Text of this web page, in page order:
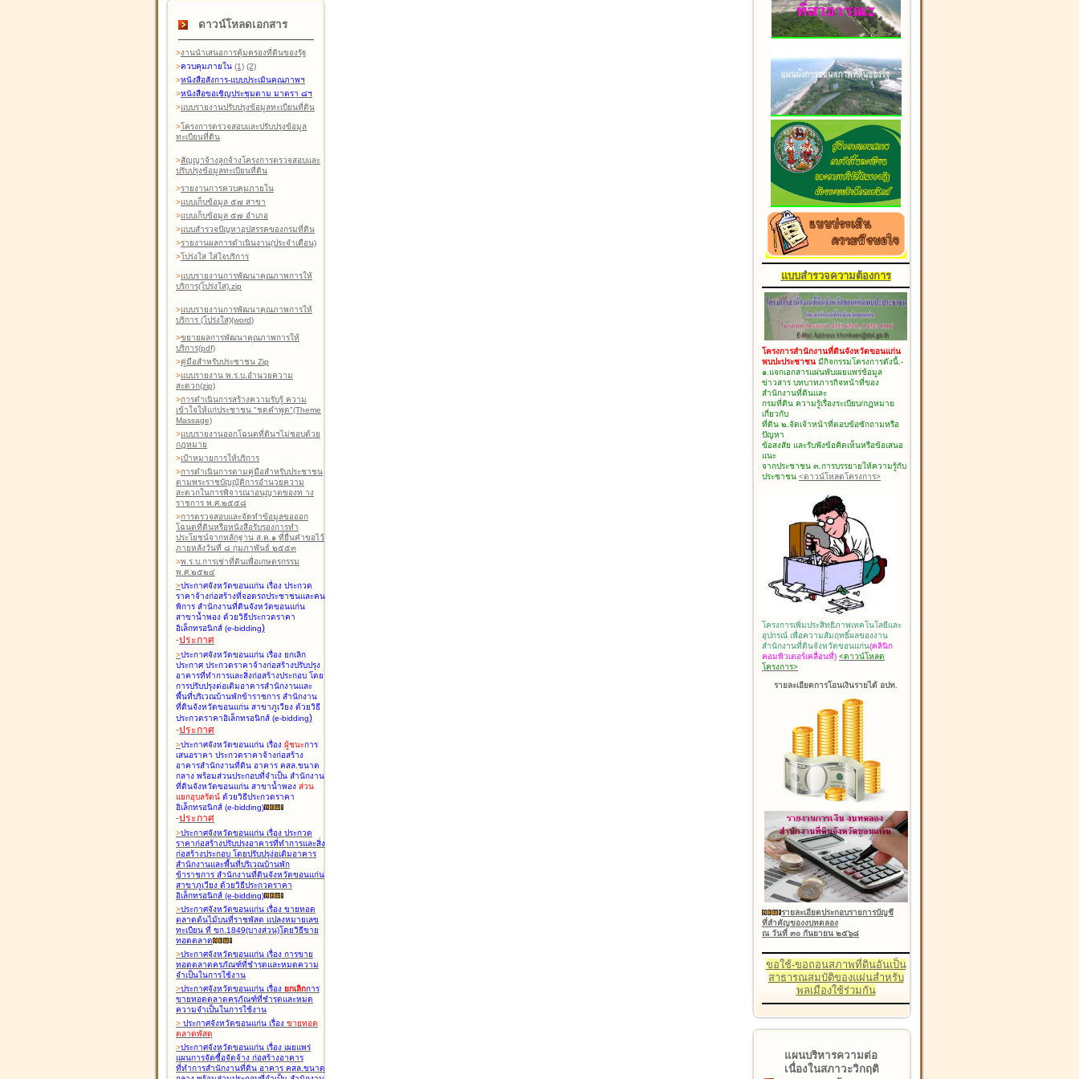
ดาวน์โหลดเอกสาร
>งานนำเสนอการคุ้มครองที่ดินของรัฐ
>ควบคุมภายใน (1) (2)
>หนังสือสังการ-แบบประเมินคุณภาพฯ
>หนังสือขอเชิญประชุมตาม มาตรา ๘ฯ
>แบบรายงานปรับปรุงข้อมูลทะเบียนที่ดิน
>โครงการตรวจสอบและปรับปรุงข้อมูล
ทะเบียนที่ดิน
>สัญญาจ้างลูกจ้างโครงการตรวจสอบและ
ปรับปรุงข้อมูลทะเบียนที่ดิน
>รายงานการควบคุมภายใน
>แบบเก็บข้อมูล ๕๗ สาขา
>แบบเก็บข้อมูล ๕๗ อำเภอ
>แบบสำรวจปัญหาอุปสรรคของกรมที่ดิน
>รายงานผลการดำเนินงาน(ประจำเดือน)
>โปร่งใส ใส่ใจบริการ
>แบบรายงานการพัฒนาคุณภาพการให้
บริการ(โปร่งใส).zip
>แบบรายงานการพัฒนาคุณภาพการให้
บริการ (โปร่งใส)(word)
>ขยายผลการพัฒนาคุณภาพการให้
บริการ(pdf)
>คู่มือสำหรับประชาชน Zip
>แบบรายงาน พ.ร.บ.อำนวยความ
สะดวก(zip)
>การดำเนินการสร้างความรับรู้ ความ
เข้าใจให้แก่ประชาชน "ชุดคำพูด"(Theme
Massage)
>แบบรายงานออกโฉนดที่ดินฯไม่ชอบด้วย
กฎหมาย
>เป้าหมายการให้บริการ
>การดำเนินการตามคู่มือสำหรับประชาชน
ตามพระราชบัญญัติการอำนวยความ
สะดวกในการพิจารณาอนุญาตของท าง
ราชการ พ.ศ.๒๕๕๘
>การตรวจสอบและจัดทำข้อมูลขอออก
โฉนดที่ดินหรือหนังสือรับรองการทำ
ประโยชน์จากหลักฐาน ส.ค.๑ ที่ยื่นคำขอไว้
ภายหลังวันที่ ๘ กุมภาพันธ์ ๒๕๕๓
>พ.ร.บ.การเช่าที่ดินเพื่อเกษตรกรรม
พ.ศ.๒๕๒๔
>ประกาศจังหวัดขอนแก่น เรื่อง ประกวด
ราคาจ้างก่อสร้างที่จอดรถประชาชนและคน
พิการ สำนักงานที่ดินจังหวัดขอนแก่น
สาขาน้ำพอง ด้วยวิธีประกวดราคา
อิเล็กทรอนิกส์ (e-bidding)
-ประกาศ
>ประกาศจังหวัดขอนแก่น เรื่อง ยกเลิก
ประกาศ ประกวดราคาจ้างก่อสร้างปรับปรุง
อาคารที่ทำการและสิ่งก่อสร้างประกอบ โดย
การปรับปรุงต่อเติมอาคารสำนักงานและ
พื้นที่บริเวณบ้านพักข้าราชการ สำนักงาน
ที่ดินจังหวัดขอนแก่น สาขาภูเวียง ด้วยวิธี
ประกวดราคาอิเล็กทรอนิกส์ (e-bidding)
-ประกาศ
>ประกาศจังหวัดขอนแก่น เรื่อง ผู้ชนะการ
เสนอราคา ประกวดราคาจ้างก่อสร้าง
อาคารสำนักงานที่ดิน อาคาร คสล.ขนาด
กลาง พร้อมส่วนประกอบที่จำเป็น สำนักงาน
ที่ดินจังหวัดขอนแก่น สาขาน้ำพอง ส่วน
แยกอุบลรัตน์ ด้วยวิธีประกวดราคา
อิเล็กทรอนิกส์ (e-bidding)
-ประกาศ
>ประกาศจังหวัดขอนแก่น เรื่อง ประกวด
ราคาก่อสร้างปรับปรุงอาคารที่ทำการและสิ่ง
ก่อสร้างประกอบ โดยปรับปรุง่อเติมอาคาร
สำนักงานและพื้นที่บริเวณบ้านพัก
ข้าราชการ สำนักงานที่ดินจังหวัดขอนแก่น
สาขาภูเวียง ด้วยวิธีประกวดราคา
อิเล็กทรอนิกส์ (e-bidding)
>ประกาศจังหวัดขอนแก่น เรื่อง ขายทอด
ตลาดต้นไม้บนที่ราชพัสดุ แปลงหมายเลข
ทะเบียน ที่ ขก.1849(บางส่วน)โดยวิธีขาย
ทอดตลาด
>ประกาศจังหวัดขอนแก่น เรื่อง การขาย
ทอดตลาดครุภัณฑ์ที่ชำรุดและหมดความ
จำเป็นในการใช้งาน
>ประกาศจังหวัดขอนแก่น เรื่อง ยกเลิกการ
ขายทอดตลาดครุภัณฑ์ที่ชำรุดและหมด
ความจำเป็นในการใช้งาน
> ประกาศจังหวัดขอนแก่น เรื่อง ขายทอด
ตลาดพัสดุ
>ประกาศจังหวัดขอนแก่น เรื่อง เผยแพร่
แผนการจัดซื้อจัดจ้าง ก่อสร้างอาคาร
ที่ทำการสำนักงานที่ดิน อาคาร คสล.ขนาด
แบบสำรวจความต้องการ
โครงการสำนักงานที่ดินจังหวัดขอนแก่น
พบปะประชาชน มีกิจกรรมโครงการดังนี้.-
๑.แจกเอกสารแผ่นพับเผยแพร่ข้อมูล
ข่าวสาร บทบาทภารกิจหน้าที่ของ
สำนักงานที่ดินและ
กรมที่ดิน ความรู้เรื่องระเบียบ/กฎหมาย
เกี่ยวกับ
ที่ดิน ๒.จัดเจ้าหน้าที่ตอบข้อซักถามหรือ
ปัญหา
ข้อสงสัย และรับฟังข้อคิดเห็นหรือข้อเสนอ
แนะ
จากประชาชน ๓.การบรรยายให้ความรู้กับ
ประชาชน <ดาวน์โหลดโครงการ>
โครงการเพิ่มประสิทธิภาพเทคโนโลยีและ
อุปกรณ์ เพื่อความสัมฤทธิ์ผลของงาน
สำนักงานที่ดินจังหวัดขอนแก่น(คลินิก
คอมพิวเตอร์เคลื่อนที่) <ดาวน์โหลด
โครงการ>
รายละเอียดการโอนเงินรายได้ อปท.
รายละเอียดประกอบรายการบัญชี
ที่สำคัญของงบทดลอง
ณ วันที่ ๓๐ กันยายน ๒๕๖๘
ขอใช้-ขอถอนสภาพที่ดินอันเป็น
สาธารณสมบัติของแผ่นสำหรับ
พลเมืองใช้ร่วมกัน
แผนบริหารความต่อ
เนื่องในสภาวะวิกฤติ